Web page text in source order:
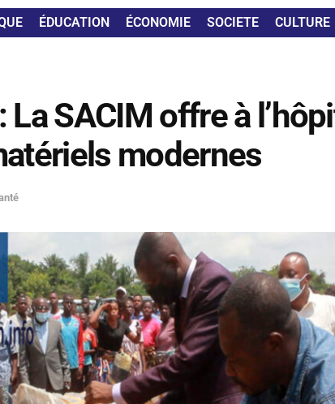
ÉDUCATION ÉCONOMIE SOCIETE CULTURE
SACIM offre à
modernes